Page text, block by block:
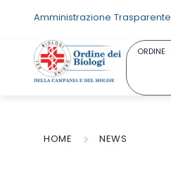
Amministrazione Trasparente
ORDINE
HOME NEWS